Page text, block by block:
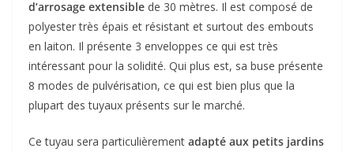
d’arrosage extensible de 30 mètres. Il est composé de
polyester très épais et résistant et surtout des embouts
en laiton. Il présente 3 enveloppes ce qui est très
intéressant pour la solidité. Qui plus est, sa buse présente
8 modes de pulvérisation, ce qui est bien plus que la
plupart des tuyaux présents sur le marché.
Ce tuyau sera particulièrement adapté aux petits jardins